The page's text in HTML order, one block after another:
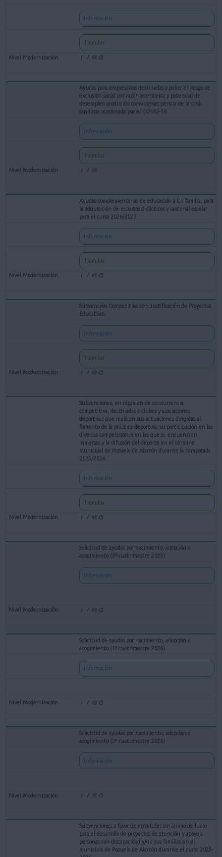
Información
Tramitar
Ayudas para empresarios destinadas a paliar el riesgo de
exclusión social por razón económica y potencial de
desempleo producido como consecuencia de la crisis
sanitaria ocasionada por el COVID-19
Información
Tramitar
Ayudas complementarias de educación a las familias para
la adquisición de recursos didácticos y material escolar
para el curso 2026/2027
Información
Tramitar
Subvención Competitiva con Justificación de Proyectos
Educativos
Información
Tramitar
Subvenciones, en régimen de concurrencia
competitiva, destinadas a clubes y asociaciones
deportivas que realicen sus actuaciones dirigidas al
fomento de la práctica deportiva, su participación en las
diversas competiciones en las que se encuentren
inmersos y la difusión del deporte en el término
municipal de Pozuelo de Alarcón durante la temporada
2025/2026
Información
Tramitar
Solicitud de ayudas por nacimiento, adopción o
acogimiento (3º cuatrimestre 2025)
Información
Solicitud de ayudas por nacimiento, adopción o
acogimiento (1º cuatrimestre 2026)
Información
Solicitud de ayudas por nacimiento, adopción o
acogimiento (2º cuatrimestre 2026)
Información
Subvenciones a favor de entidades sin ánimo de lucro
para el desarrollo de proyectos de atención y apoyo a
personas con discapacidad y/o a sus familias en el
municipio de Pozuelo de Alarcón durante el curso 2025-